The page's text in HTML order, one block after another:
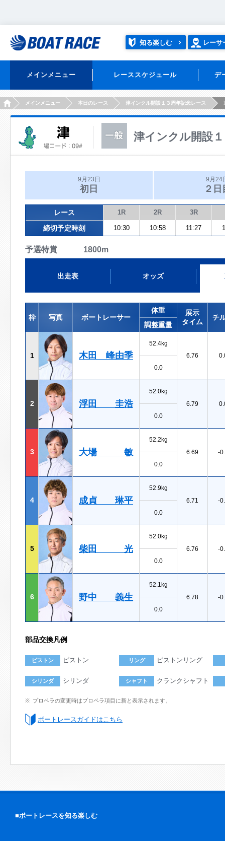
知る楽しむ レーサ
メインメニュー レーススケジュール デ
HOMEメインメニュー 本日のレース 津インクル開設１３周年記念レース
津インクル開設
9月23日
初日
9月24
２日
レース 1R 2R 3R
締切予定時刻 10:30 10:58 11:27
予選特賞 1800m
出走表 オッズ
枠 写真 ボートレーサー
体重
展示
タイム
チ
調整重量
1 木田 峰由季
52.4kg
6.76
0.0
2 浮田 圭浩
52.0kg
6.79
0.0
3 大場 敏
52.2kg
6.69
-
0.0
4 成貞 琳平
52.9kg
6.71
-
0.0
5 柴田 光
52.0kg
6.76
-
0.0
6 野中 義生
52.1kg
6.78
-
0.0
部品交換凡例
ピストン ピストン リング ピストンリング
シリンダ シリンダ シャフト クランクシャフト
プロペラの変更時はプロペラ項目に新と表示されます。
ボートレースガイドはこちら
■ボートレースを知る楽しむ